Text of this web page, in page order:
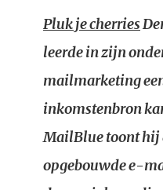
Pluk je cherries
leerde in zijn
mailmarketing
inkomstenbron
MailBlue toont hij
opgebouwde e-